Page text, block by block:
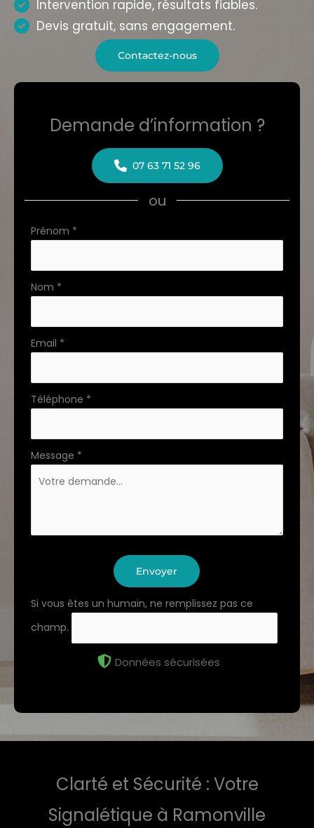
Intervention rapide, résultats fiables.
Devis gratuit, sans engagement.
Contactez-nous
Demande d’information ?
07 63 71 52 96
ou
Formulaire
téléphone
Prénom *
Nom *
Email *
Téléphone *
Message *
Envoyer
Si vous êtes un humain, ne remplissez pas ce
champ.
Données sécurisées
Clarté et Sécurité : Votre
Signalétique à Ramonville